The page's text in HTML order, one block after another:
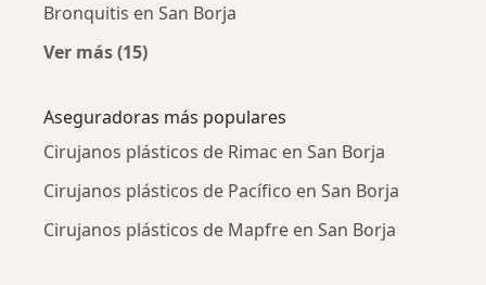
Bronquitis en San Borja
Ver más (15)
Aseguradoras más populares
Cirujanos plásticos de Rimac en San Borja
Cirujanos plásticos de Pacífico en San Borja
Cirujanos plásticos de Mapfre en San Borja